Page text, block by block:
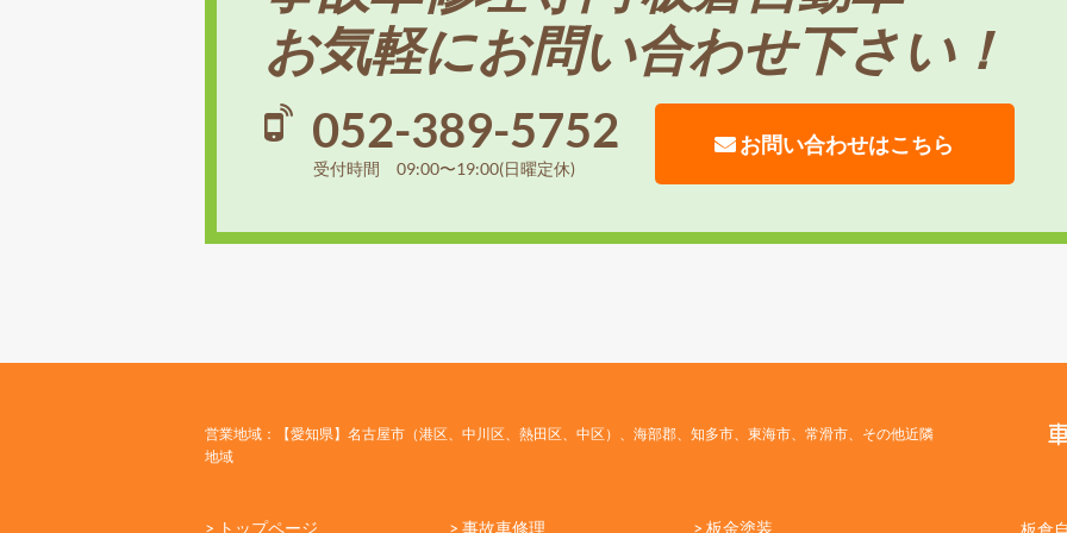
お気軽にお問い合わせ下さい！
052-389-5752
受付時間 09:00〜19:00(日曜定休)
お問い合わせはこちら
営業地域：【愛知県】名古屋市（港区、中川区、熱田区、中区）、海部郡、知多市、東海市、常滑市、その他近隣
地域
> トップページ > 事故車修理 > 板金塗装 板倉